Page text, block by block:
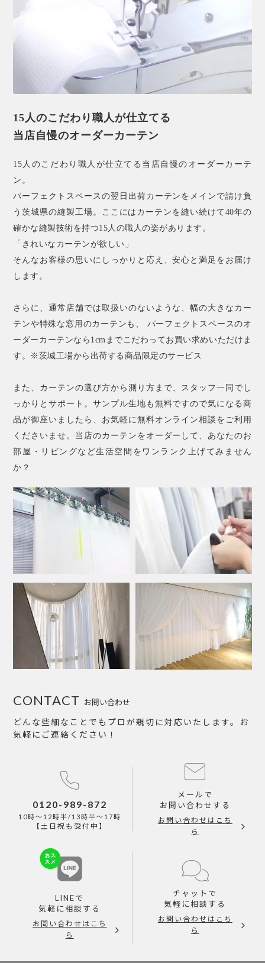
15人のこだわり職人が仕立てる
当店自慢のオーダーカーテン
15人のこだわり職人が仕立てる当店自慢のオーダーカーテ
ン。
パーフェクトスペースの翌日出荷カーテンをメインで請け負
う茨城県の縫製工場。ここにはカーテンを縫い続けて40年の
確かな縫製技術を持つ15人の職人の姿があります。
「きれいなカーテンが欲しい」
そんなお客様の思いにしっかりと応え、安心と満足をお届け
します。
さらに、通常店舗では取扱いのないような、幅の大きなカー
テンや特殊な窓用のカーテンも、 パーフェクトスペースのオ
ーダーカーテンなら1cmまでこだわってお買い求めいただけま
す。※茨城工場から出荷する商品限定のサービス
また、カーテンの選び方から測り方まで、スタッフ一同でし
っかりとサポート。サンプル生地も無料ですので気になる商
品が御座いましたら、お気軽に無料オンライン相談をご利用
くださいませ。当店のカーテンをオーダーして、あなたのお
部屋・リビングなど生活空間をワンランク上げてみません
か？
お問い合わせ
CONTACT
どんな些細なことでもプロが親切に対応いたします。お
気軽にご連絡ください！
0120-989-872
10時～12時半/13時半～17時
【土日祝も受付中】
メールで
お問い合わせする
お問い合わせはこち
ら
LINEで
気軽に相談する
お問い合わせはこち
ら
チャットで
気軽に相談する
お問い合わせはこち
ら